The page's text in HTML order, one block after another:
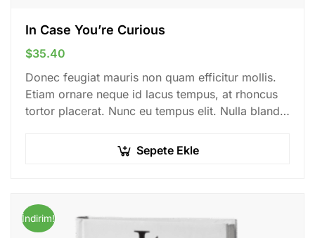
In Case You’re Curious
$35.40
Donec feugiat mauris non quam efficitur mollis.
Etiam ornare neque id lacus tempus, at rhoncus
tortor placerat. Nunc eu tempus elit. Nulla blandit
Sepete Ekle
İndirim!